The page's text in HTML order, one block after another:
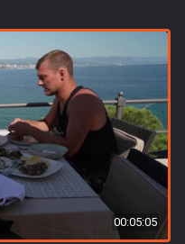
00:05:05